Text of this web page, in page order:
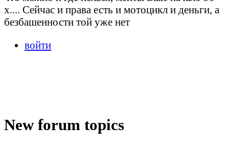
х.... Сейчас и права есть и мотоцикл и деньги, а
безбашенности той уже нет
войти
New forum topics